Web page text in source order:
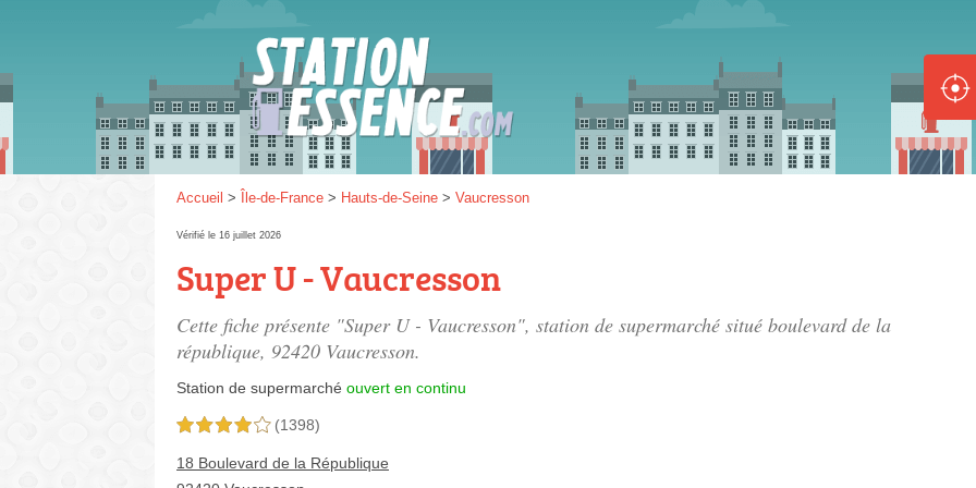
Accueil > Île-de-France > Hauts-de-Seine > Vaucresson
Vérifié le 16 juillet 2026
Super U - Vaucresson
Cette fiche présente "Super U - Vaucresson", station de supermarché situé boulevard de la
république, 92420 Vaucresson.
Station de supermarché ouvert en continu
4,0 étoiles sur 5 (1398)
18 Boulevard de la République
Gazole :
Disponible Épuisé
SP 98 :
SP 95 :
Disponible Épuisé